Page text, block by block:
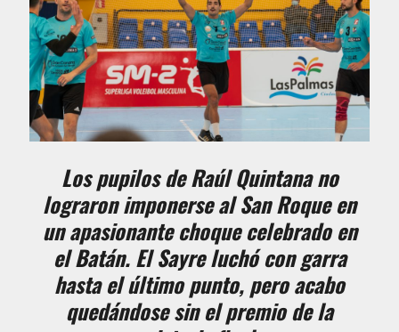
Los pupilos de Raúl Quintana no
lograron imponerse al San Roque en
un apasionante choque celebrado en
el Batán. El Sayre luchó con garra
hasta el último punto, pero acabo
quedándose sin el premio de la